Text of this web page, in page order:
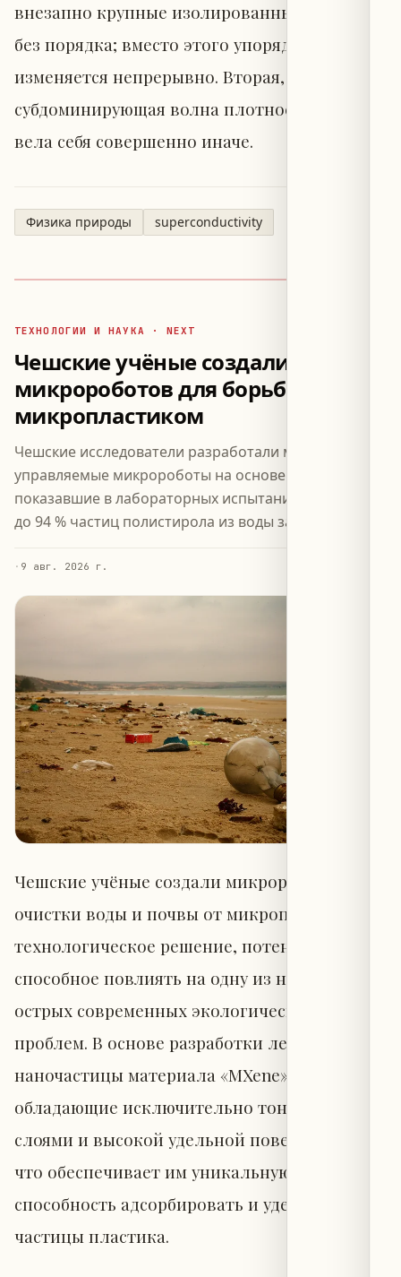
внезапно крупные изолированные области
без порядка; вместо этого упорядоченность
изменяется непрерывно. Вторая,
субдоминирующая волна плотности заряда
вела себя совершенно иначе.
Физика природы superconductivity
ТЕХНОЛОГИИ И НАУКА · NEXT
Чешские учёные создали
микророботов для борьбы с
микропластиком
Чешские исследователи разработали магнитно
управляемые микророботы на основе MXene,
показавшие в лабораторных испытаниях удаление
до 94 % частиц полистирола из воды за час.
· 9 авг. 2026 г.
Чешские учёные создали микророботов для
очистки воды и почвы от микропластика —
технологическое решение, потенциально
способное повлиять на одну из наиболее
острых современных экологических
проблем. В основе разработки лежат
наночастицы материала «MXene»,
обладающие исключительно тонкими
слоями и высокой удельной поверхностью,
что обеспечивает им уникальную
способность адсорбировать и удерживать
частицы пластика.